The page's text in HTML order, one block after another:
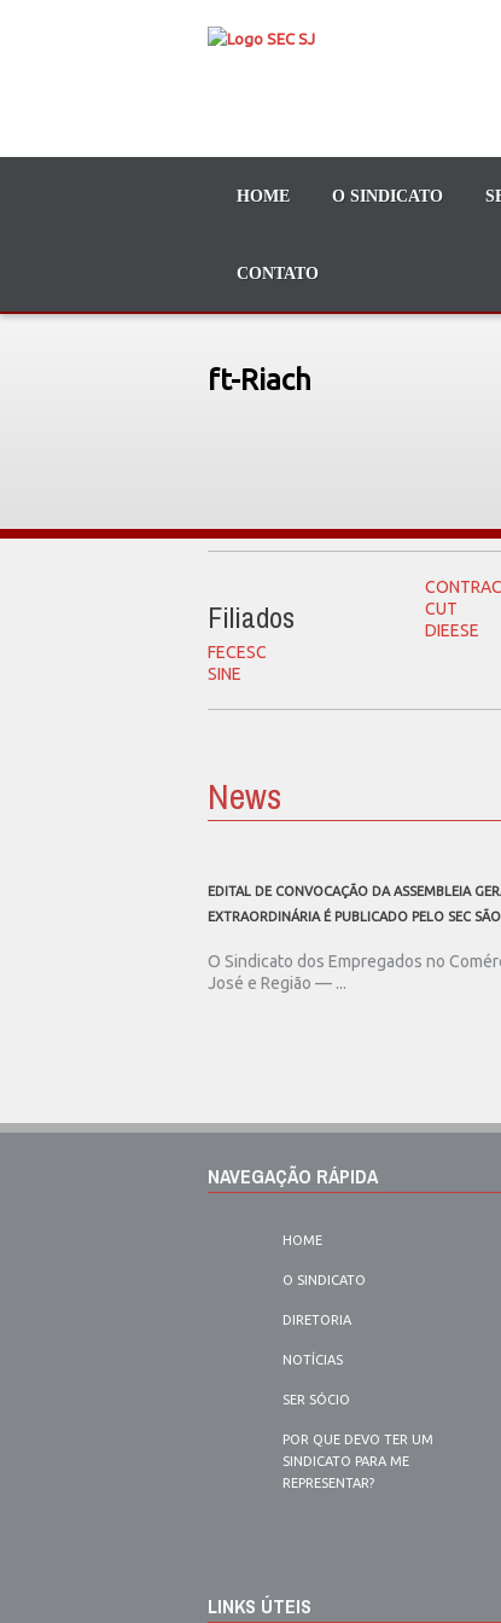
HOME O SINDICATO
CONTATO
ft-Riach
Filiados
CUT
DIEESE
FECESC
SINE
News
EDITAL DE CONVOCAÇÃO DA ASSEMBLEIA
EXTRAORDINÁRIA É PUBLICADO PELO SEC
O Sindicato dos Empregados no
José e Região — ...
NAVEGAÇÃO RÁPIDA
HOME
O SINDICATO
DIRETORIA
NOTÍCIAS
SER SÓCIO
POR QUE DEVO TER UM
SINDICATO PARA ME
REPRESENTAR?
LINKS ÚTEIS